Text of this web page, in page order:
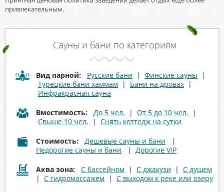
привлекательным.
Сауны и бани по категориям
Вид парной: Русские бани | Финские сауны |
Турецкие бани хаммам | Бани на дровах |
Инфракрасная сауна
Вместимость: До 5 чел. | От 5 до 10 чел. |
Свыше 10 чел. | Снять коттедж на сутки
Стоимость: Дешевые сауны и бани |
Недорогие сауны и бани | Дорогие VIP
Аква зона: С бассейном | С джакузи | С душем
| С гидромассажем | С выходом к реке или озеру